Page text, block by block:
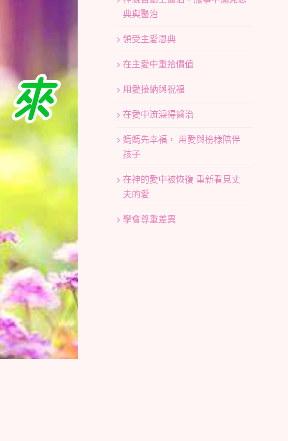
典與醫治
領受主愛恩典
在主愛中重拾價值
用愛接納與祝福
在愛中流淚得醫治
媽媽先幸福， 用愛與榜樣陪伴
孩子
在神的愛中被恢復 重新看見丈
夫的愛
學會尊重差異